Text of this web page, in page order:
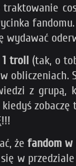
wydawać
troll (tak, o
obliczeniach.
z
kiedyś
żefandom w
w